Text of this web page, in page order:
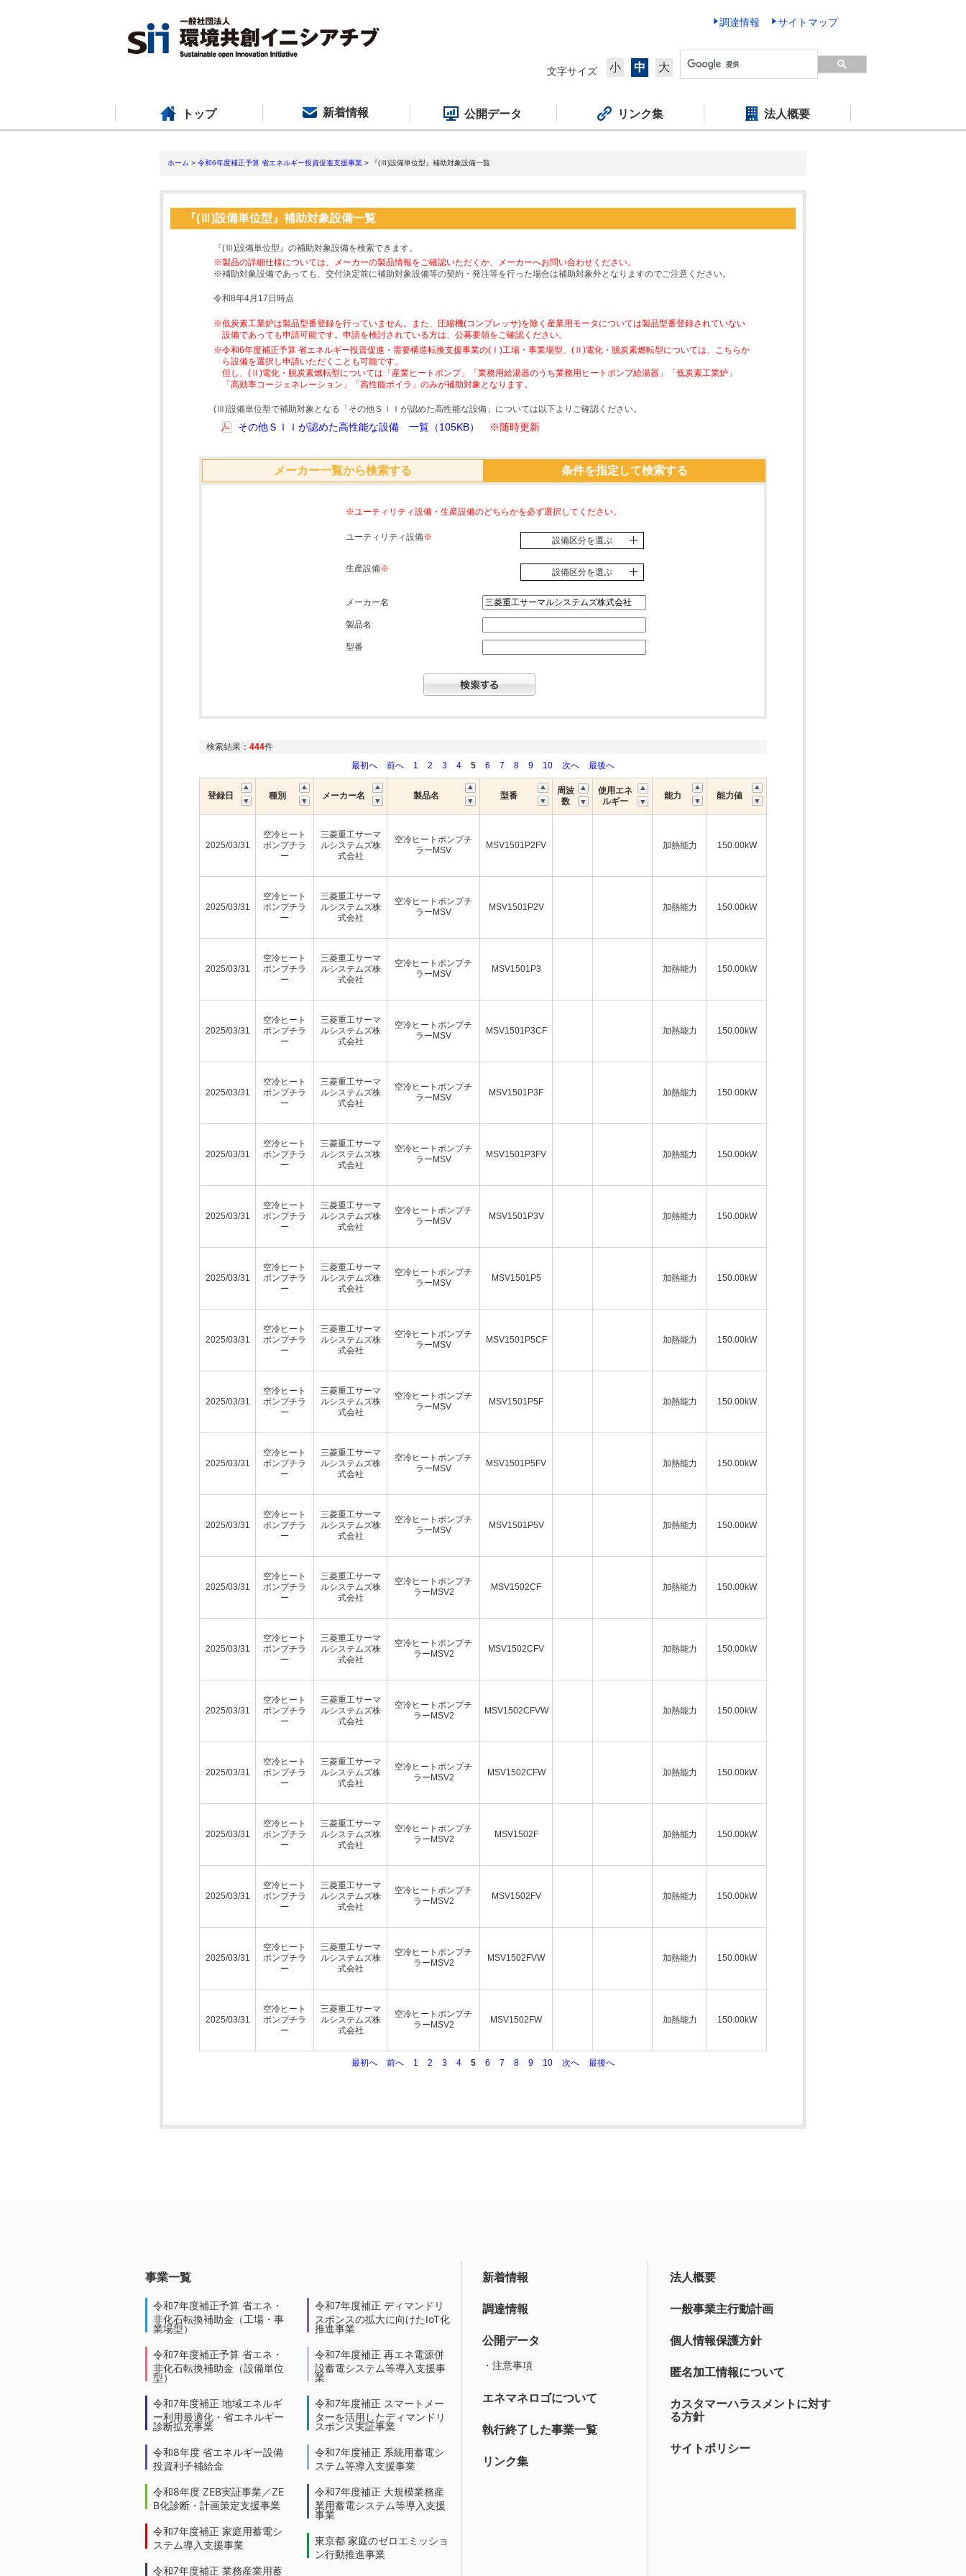
調達情報 サイトマップ
文字サイズ 小 中 大
トップ 新着情報 公開データ リンク集 法人概要
ホーム > 令和6年度補正予算 省エネルギー投資促進支援事業 > 『(Ⅲ)設備単位型』補助対象設備一覧
『(Ⅲ)設備単位型』補助対象設備一覧
『(Ⅲ)設備単位型』の補助対象設備を検索できます。
※製品の詳細仕様については、メーカーの製品情報をご確認いただくか、メーカーへお問い合わせください。
※補助対象設備であっても、交付決定前に補助対象設備等の契約・発注等を行った場合は補助対象外となりますのでご注意ください。
令和8年4月17日時点
※低炭素工業炉は製品型番登録を行っていません。また、圧縮機(コンプレッサ)を除く産業用モータについては製品型番登録されていない
設備であっても申請可能です。申請を検討されている方は、公募要領をご確認ください。
※令和6年度補正予算 省エネルギー投資促進・需要構造転換支援事業の(Ⅰ)工場・事業場型、(Ⅱ)電化・脱炭素燃転型については、こちらか
ら設備を選択し申請いただくことも可能です。
但し、(Ⅱ)電化・脱炭素燃転型については「産業ヒートポンプ」「業務用給湯器のうち業務用ヒートポンプ給湯器」「低炭素工業炉」
「高効率コージェネレーション」「高性能ボイラ」のみが補助対象となります。
(Ⅲ)設備単位型で補助対象となる「その他ＳＩＩが認めた高性能な設備」については以下よりご確認ください。
その他ＳＩＩが認めた高性能な設備 一覧（105KB） ※随時更新
メーカー一覧から検索する 条件を指定して検索する
※ユーティリティ設備・生産設備のどちらかを必ず選択してください。
ユーティリティ設備※ 設備区分を選ぶ
生産設備※ 設備区分を選ぶ
メーカー名
製品名
型番
検索結果： 444件
最初へ
前へ 1 2 3 4 5 6 7 8 9 10 次へ 最後へ
登録日 種別 メーカー名 製品名 型番
周波
数
使用エネ
ルギー
能力 能力値
2025/03/31
空冷ヒート
ポンプチラ
ー
三菱重工サーマ
ルシステムズ株
式会社
空冷ヒートポンプチ
ラーMSV
MSV1501P2FV 加熱能力 150.00kW
2025/03/31
空冷ヒート
ポンプチラ
ー
三菱重工サーマ
ルシステムズ株
式会社
空冷ヒートポンプチ
ラーMSV
MSV1501P2V 加熱能力 150.00kW
2025/03/31
空冷ヒート
ポンプチラ
ー
三菱重工サーマ
ルシステムズ株
式会社
空冷ヒートポンプチ
ラーMSV
MSV1501P3 加熱能力 150.00kW
2025/03/31
空冷ヒート
ポンプチラ
ー
三菱重工サーマ
ルシステムズ株
式会社
空冷ヒートポンプチ
ラーMSV
MSV1501P3CF 加熱能力 150.00kW
2025/03/31
空冷ヒート
ポンプチラ
ー
三菱重工サーマ
ルシステムズ株
式会社
空冷ヒートポンプチ
ラーMSV
MSV1501P3F 加熱能力 150.00kW
2025/03/31
空冷ヒート
ポンプチラ
ー
三菱重工サーマ
ルシステムズ株
式会社
空冷ヒートポンプチ
ラーMSV
MSV1501P3FV 加熱能力 150.00kW
2025/03/31
空冷ヒート
ポンプチラ
ー
三菱重工サーマ
ルシステムズ株
式会社
空冷ヒートポンプチ
ラーMSV
MSV1501P3V 加熱能力 150.00kW
2025/03/31
空冷ヒート
ポンプチラ
ー
三菱重工サーマ
ルシステムズ株
式会社
空冷ヒートポンプチ
ラーMSV
MSV1501P5 加熱能力 150.00kW
2025/03/31
空冷ヒート
ポンプチラ
ー
三菱重工サーマ
ルシステムズ株
式会社
空冷ヒートポンプチ
ラーMSV
MSV1501P5CF 加熱能力 150.00kW
2025/03/31
空冷ヒート
ポンプチラ
ー
三菱重工サーマ
ルシステムズ株
式会社
空冷ヒートポンプチ
ラーMSV
MSV1501P5F 加熱能力 150.00kW
2025/03/31
空冷ヒート
ポンプチラ
ー
三菱重工サーマ
ルシステムズ株
式会社
空冷ヒートポンプチ
ラーMSV
MSV1501P5FV 加熱能力 150.00kW
2025/03/31
空冷ヒート
ポンプチラ
ー
三菱重工サーマ
ルシステムズ株
式会社
空冷ヒートポンプチ
ラーMSV
MSV1501P5V 加熱能力 150.00kW
2025/03/31
空冷ヒート
ポンプチラ
ー
三菱重工サーマ
ルシステムズ株
式会社
空冷ヒートポンプチ
ラーMSV2
MSV1502CF 加熱能力 150.00kW
2025/03/31
空冷ヒート
ポンプチラ
ー
三菱重工サーマ
ルシステムズ株
式会社
空冷ヒートポンプチ
ラーMSV2
MSV1502CFV 加熱能力 150.00kW
2025/03/31
空冷ヒート
ポンプチラ
ー
三菱重工サーマ
ルシステムズ株
式会社
空冷ヒートポンプチ
ラーMSV2
MSV1502CFVW 加熱能力 150.00kW
2025/03/31
空冷ヒート
ポンプチラ
ー
三菱重工サーマ
ルシステムズ株
式会社
空冷ヒートポンプチ
ラーMSV2
MSV1502CFW 加熱能力 150.00kW
2025/03/31
空冷ヒート
ポンプチラ
ー
三菱重工サーマ
ルシステムズ株
式会社
空冷ヒートポンプチ
ラーMSV2
MSV1502F 加熱能力 150.00kW
2025/03/31
空冷ヒート
ポンプチラ
ー
三菱重工サーマ
ルシステムズ株
式会社
空冷ヒートポンプチ
ラーMSV2
MSV1502FV 加熱能力 150.00kW
2025/03/31
空冷ヒート
ポンプチラ
ー
三菱重工サーマ
ルシステムズ株
式会社
空冷ヒートポンプチ
ラーMSV2
MSV1502FVW 加熱能力 150.00kW
2025/03/31
空冷ヒート
ポンプチラ
ー
三菱重工サーマ
ルシステムズ株
式会社
空冷ヒートポンプチ
ラーMSV2
MSV1502FW 加熱能力 150.00kW
最初へ 前へ 1 2 3 4 5 6 7 8 9 10 次へ 最後へ
事業一覧
令和7年度補正予算 省エネ・
非化石転換補助金（工場・事
業場型）
令和7年度補正予算 省エネ・
非化石転換補助金（設備単位
型）
令和7年度補正 地域エネルギ
ー利用最適化・省エネルギー
診断拡充事業
令和8年度 省エネルギー設備
投資利子補給金
令和8年度 ZEB実証事業／ZE
B化診断・計画策定支援事業
令和7年度補正 家庭用蓄電シ
ステム導入支援事業
令和7年度補正 業務産業用蓄
令和7年度補正 ディマンドリ
スポンスの拡大に向けたIoT化
推進事業
令和7年度補正 再エネ電源併
設蓄電システム等導入支援事
業
令和7年度補正 スマートメー
ターを活用したディマンドリ
スポンス実証事業
令和7年度補正 系統用蓄電シ
ステム等導入支援事業
令和7年度補正 大規模業務産
業用蓄電システム等導入支援
事業
東京都 家庭のゼロエミッショ
ン行動推進事業
新着情報
調達情報
公開データ
・注意事項
エネマネロゴについて
執行終了した事業一覧
リンク集
法人概要
一般事業主行動計画
個人情報保護方針
匿名加工情報について
カスタマーハラスメントに対す
る方針
サイトポリシー